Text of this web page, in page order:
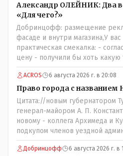
Александр ОЛЕЙНИК: Два
«Для чего?»
Добринцофф: размещение
фасаде и внутри магазина,У
практическая смекалка: -
цену - получили бы хоть какую
депутатов, как говориться- с
шерсти клок, тем более эта
своего кармана, а с халявных,
сильно не торговалась бы.
ACROS 6 августа 2026 г. в 20:08
Право города с названием
Цитата://новым губернатором
генерал-майором А. П.
новому - коллега Архимеда и
подкупом членов уездной
Последовала спекуляция
Интересно: - тогда был
Добринцофф 6 августа 2026 г. в